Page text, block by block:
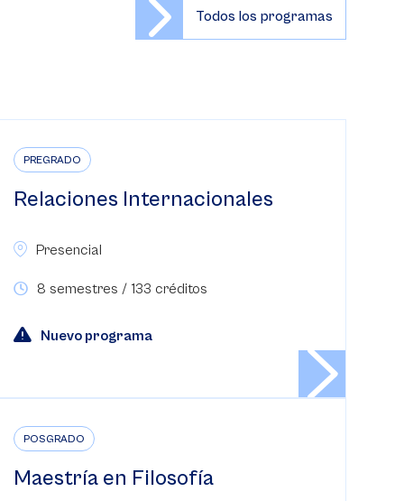
Todos los programas
PREGRADO
Relaciones Internacionales
Presencial
8 semestres / 133 créditos
Nuevo programa
POSGRADO
Maestría en Filosofía